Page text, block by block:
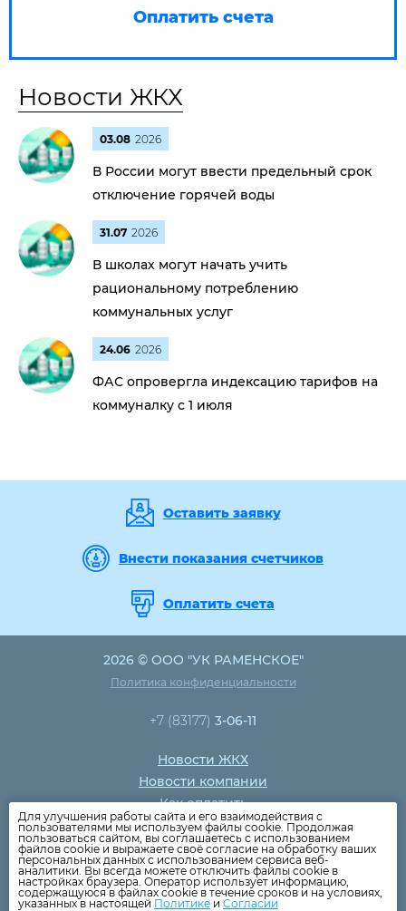
Оплатить счета
Новости ЖКХ
03.08 2026
В России могут ввести предельный срок
отключение горячей воды
31.07 2026
В школах могут начать учить
рациональному потреблению
коммунальных услуг
24.06 2026
ФАС опровергла индексацию тарифов на
коммуналку с 1 июля
Оставить заявку
Внести показания счетчиков
Оплатить счета
2026 © ООО "УК РАМЕНСКОЕ"
Политика конфиденциальности
+7 (83177) 3-06-11
Новости ЖКХ
Новости компании
Как оплатить
Дома
Раскрытие информации
Вопросы
Для улучшения работы сайта и его взаимодействия с
пользователями мы используем файлы cookie. Продолжая
пользоваться сайтом, вы соглашаетесь с использованием
файлов cookie и выражаете своё согласие на обработку ваших
персональных данных с использованием сервиса веб-
аналитики. Вы всегда можете отключить файлы cookie в
настройках браузера. Оператор использует информацию,
содержащуюся в файлах cookie в течение сроков и на условиях,
указанных в настоящей Политике и Согласии